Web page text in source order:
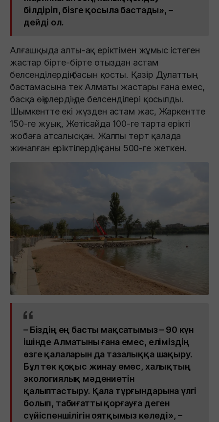
білдіріп, бізге қосыла бастады», –
дейді ол.
Алғашқыда алты-ақ еріктімен жұмыс істеген
жастар бірте-бірте отыздан астам
белсенділердің басын қосты. Қазір Дулаттың
бастамасына тек Алматы жастары ғана емес,
басқа өңірлердің де белсенділері қосылды.
Шымкентте екі жүзден астам жас, Жаркентте
150-ге жуық, Жетісайда 100-ге тарта ерікті
жобаға атсалысқан. Жалпы төрт қалада
жиналған еріктілердің саны 500-ге жеткен.
– Біздің ең басты мақсатымыз – 90 күн
ішінде Алматыны ғана емес, еліміздің
өзге қалаларын да тазалыққа шақыру.
Бұл тек қоқыс жинау емес, халықтың
экологиялық мәдениетін
қалыптастыру. Қала тұрғындарына үлгі
болып, табиғатты қорғауға деген
сүйіспеншілігін оятқымыз келеді», –